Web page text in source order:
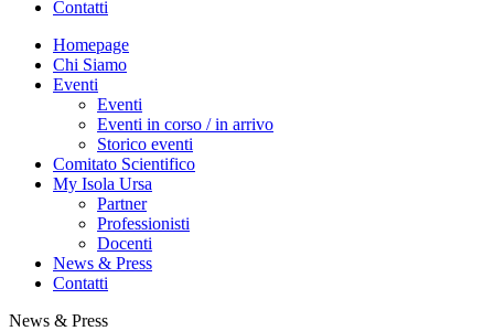
Contatti
Homepage
Chi Siamo
Eventi
Eventi
Eventi in corso / in arrivo
Storico eventi
Comitato Scientifico
My Isola Ursa
Partner
Professionisti
Docenti
News & Press
Contatti
News & Press